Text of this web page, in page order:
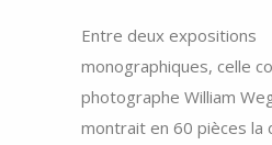
Entre deux expositions
monographiques, celle
photographe William
montrait en 60 pièces la